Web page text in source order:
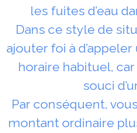
les fuites d’eau
Dans ce style de
ajouter foi à
horaire habituel, car
souci
Par conséquent,
montant ordinaire